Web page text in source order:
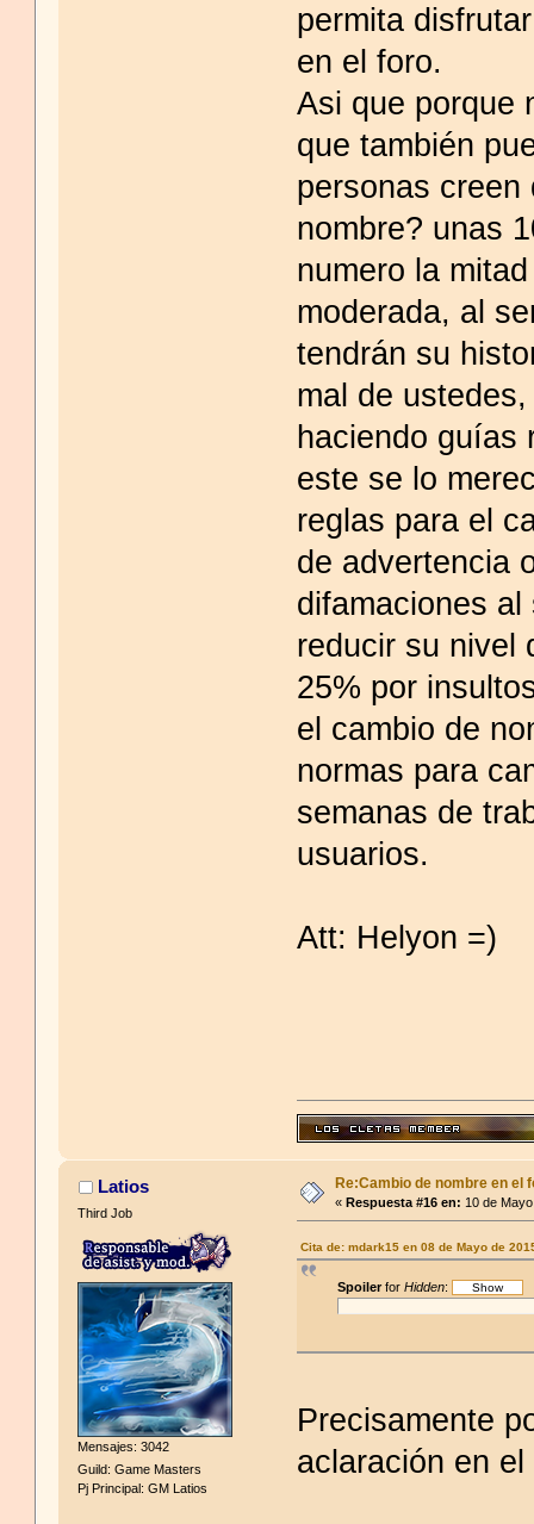
permita
en el foro.
Asi que porque
que también
personas creen
nombre? unas
numero la
moderada, al
tendrán su
mal de
haciendo guías
este se lo
reglas para el
de advertencia
difamaciones
reducir su nivel
25% por
el cambio de
normas para
semanas de
usuarios.
Att: Helyon =)
Latios
Third Job
Mensajes: 3042
Guild: Game Masters
Pj Principal: GM Latios
Re:Cambio de nombre en el
«Respuesta #16 en: 10 de
Cita de: mdark15 en 08 de Mayo de
SpoilerforHidden:
Precisamente
aclaración en